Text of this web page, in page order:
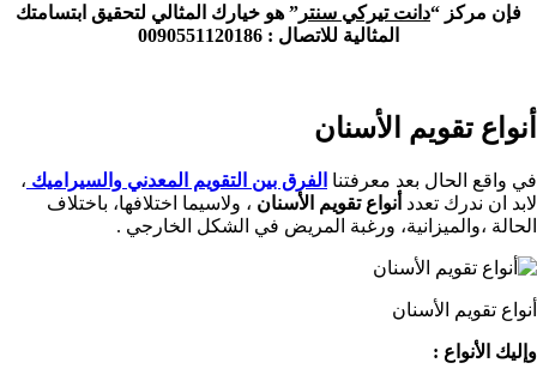
فإن مركز “دانت تيركي سنتر ” هو خيارك المثالي لتحقيق ابتسامتك
المثالية للاتصال : 0090551120186
أنواع تقويم الأسنان
في واقع الحال بعد معرفتنا الفرق بين التقويم المعدني والسيراميك ،
لابد ان ندرك تعدد أنواع تقويم الأسنان ، ولاسيما اختلافها، باختلاف
الحالة ،والميزانية، ورغبة المريض في الشكل الخارجي .
أنواع تقويم الأسنان
وإليك الأنواع :